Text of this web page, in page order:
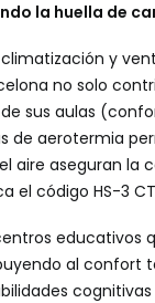
la huella de
y
no solo
sus aulas
de aerotermia
aire aseguran la
el código HS-3
al confort